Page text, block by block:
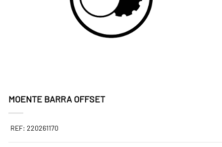
MOENTE BARRA OFFSET
REF: 220261170